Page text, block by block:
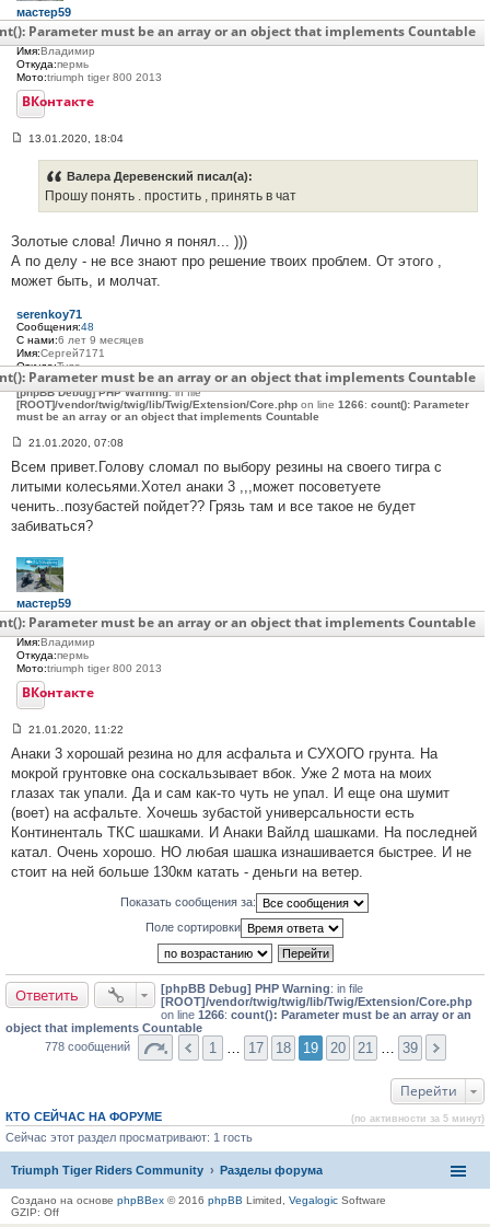
мастер59
Сообщения:260
С нами:8 лет 1 месяц
Имя:Владимир
Откуда:пермь
Мото:triumph tiger 800 2013
ВКонтакте
Parameter must be an array or an object that implements Countable
и
#
3
13.01.2020, 18:04
Валера Деревенский писал(а):
Прошу понять . простить , принять в чат
Золотые слова! Лично я понял... )))
А по делу - не все знают про решение твоих проблем. От этого ,
может быть, и молчат.
serenkoy71
Сообщения:48
С нами:6 лет 9 месяцев
Имя:Сергей7171
Откуда:Тула
Мото:800
[phpBB Debug] PHP Warning: in file
[ROOT]/vendor/twig/twig/lib/Twig/Extension/Core.php on line 1266: count(): Parameter
must be an array or an object that implements Countable
Parameter must be an array or an object that implements Countable
о
б
щ
н
е
#
3
9
21.01.2020, 07:08
Всем привет.Голову сломал по выбору резины на своего тигра с
литыми колесьями.Хотел анаки 3 ,,,может посоветуете
ченить..позубастей пойдет?? Грязь там и все такое не будет
забиваться?
мастер59
Сообщения:260
С нами:8 лет 1 месяц
Имя:Владимир
Откуда:пермь
Мото:triumph tiger 800 2013
ВКонтакте
Parameter must be an array or an object that implements Countable
о
б
щ
н
и
#
3
21.01.2020, 11:22
Анаки 3 хорошай резина но для асфальта и СУХОГО грунта. На
мокрой грунтовке она соскальзывает вбок. Уже 2 мота на моих
глазах так упали. Да и сам как-то чуть не упал. И еще она шумит
(воет) на асфальте. Хочешь зубастой универсальности есть
Континенталь ТКС шашками. И Анаки Вайлд шашками. На последней
катал. Очень хорошо. НО любая шашка изнашивается быстрее. И не
стоит на ней больше 130км катать - деньги на ветер.
Показать сообщения за:
Поле сортировки
Ответить [phpBB Debug] PHP Warning: in file
[ROOT]/vendor/twig/twig/lib/Twig/Extension/Core.php
on line 1266: count(): Parameter must be an array or an
object that implements Countable
778 сообщений
1 17 18 19 20 21 39
Перейти
КТО СЕЙЧАС НА ФОРУМЕ (по активности за 5 минут)
Сейчас этот раздел просматривают: 1 гость
Triumph Tiger Riders Community Разделы форума
Создано на основе phpBBex © 2016 phpBB Limited, Vegalogic Software
GZIP: Off